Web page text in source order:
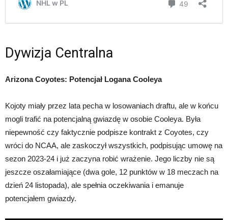
Dywizja Centralna
Arizona Coyotes: Potencjał Logana Cooleya
Kojoty miały przez lata pecha w losowaniach draftu, ale w końcu
mogli trafić na potencjalną gwiazdę w osobie Cooleya. Była
niepewność czy faktycznie podpisze kontrakt z Coyotes, czy
wróci do NCAA, ale zaskoczył wszystkich, podpisując umowę na
sezon 2023-24 i już zaczyna robić wrażenie. Jego liczby nie są
jeszcze oszałamiające (dwa gole, 12 punktów w 18 meczach na
dzień 24 listopada), ale spełnia oczekiwania i emanuje
potencjałem gwiazdy.